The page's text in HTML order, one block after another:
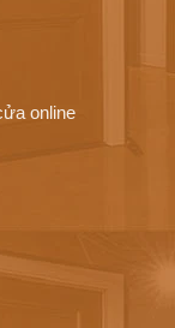
online